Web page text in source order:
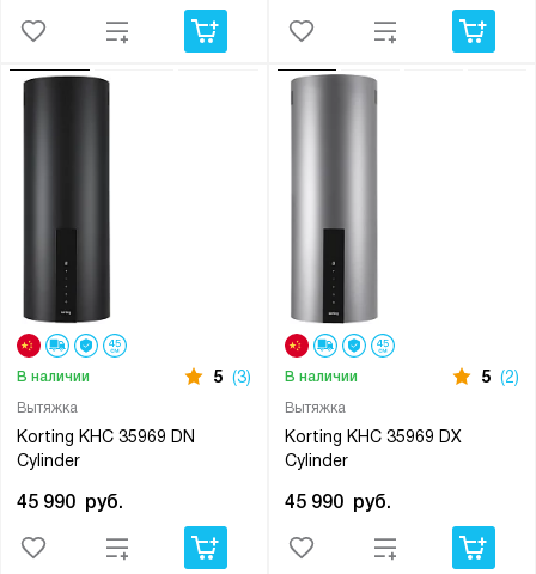
Вытяжка
Korting KHC 35969 DN
Cylinder
В наличии 5 (3)
45 990 руб.
Вытяжка
Korting KHC 35969 DX
Cylinder
В наличии 5 (2)
45 990 руб.